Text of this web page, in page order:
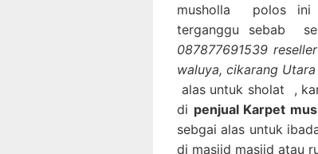
musholla polos ini
terganggu sebab
087877691539
waluya, cikarang
alas untuk sholat ,
di penjual Karpet
sebgai alas untuk
di masjid masjid atau